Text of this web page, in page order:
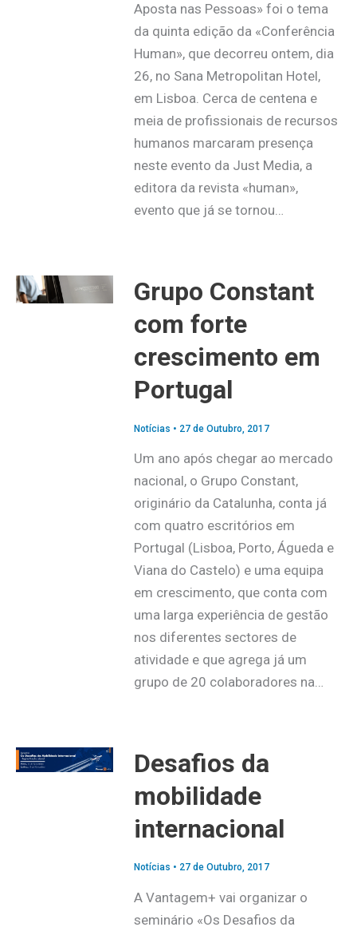
Aposta nas Pessoas» foi o tema
da quinta edição da «Conferência
Human», que decorreu ontem, dia
26, no Sana Metropolitan Hotel,
em Lisboa. Cerca de centena e
meia de profissionais de recursos
humanos marcaram presença
neste evento da Just Media, a
editora da revista «human»,
evento que já se tornou…
Grupo Constant
com forte
crescimento em
Portugal
Notícias • 27 de Outubro, 2017
Um ano após chegar ao mercado
nacional, o Grupo Constant,
originário da Catalunha, conta já
com quatro escritórios em
Portugal (Lisboa, Porto, Águeda e
Viana do Castelo) e uma equipa
em crescimento, que conta com
uma larga experiência de gestão
nos diferentes sectores de
atividade e que agrega já um
grupo de 20 colaboradores na…
Desafios da
mobilidade
internacional
Notícias • 27 de Outubro, 2017
A Vantagem+ vai organizar o
seminário «Os Desafios da